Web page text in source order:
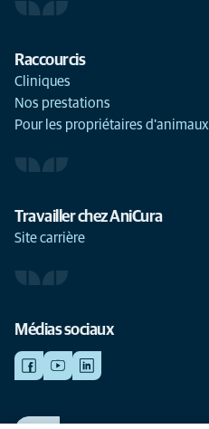
Raccourcis
Cliniques
Nos prestations
Pour les propriétaires d'animaux
Travailler chez AniCura
Site carrière
Médias sociaux